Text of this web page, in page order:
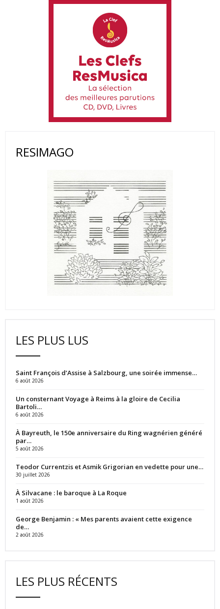
RESIMAGO
LES PLUS LUS
Saint François d’Assise à Salzbourg, une soirée immense…
6 août 2026
Un consternant Voyage à Reims à la gloire de Cecilia
Bartoli…
6 août 2026
À Bayreuth, le 150e anniversaire du Ring wagnérien généré
par…
5 août 2026
Teodor Currentzis et Asmik Grigorian en vedette pour une…
30 juillet 2026
À Silvacane : le baroque à La Roque
1 août 2026
George Benjamin : « Mes parents avaient cette exigence
de…
2 août 2026
LES PLUS RÉCENTS